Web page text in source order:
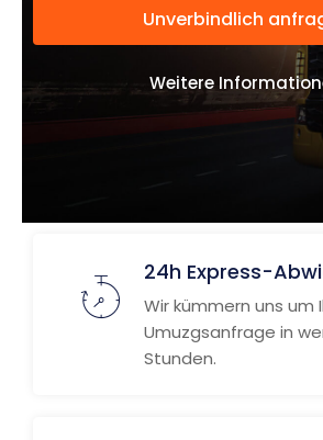
Unverbindlich
Weitere
24h Express-
Wir kümmern uns um
Umuzgsanfrage in
Stunden.